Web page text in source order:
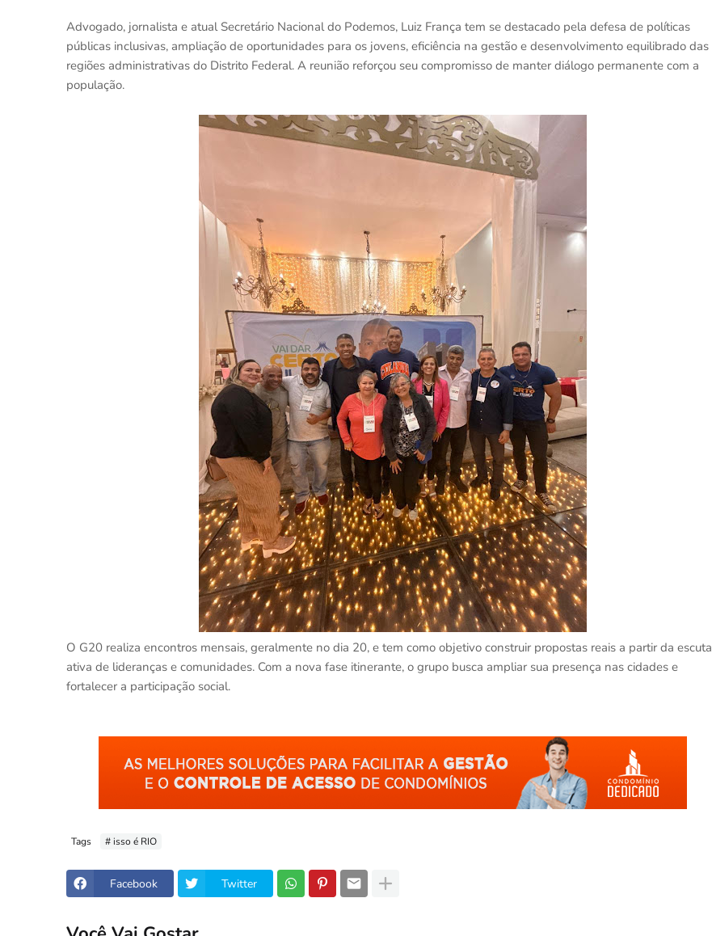
Advogado, jornalista e atual Secretário Nacional do Podemos, Luiz França tem se destacado pela defesa de políticas
públicas inclusivas, ampliação de oportunidades para os jovens, eficiência na gestão e desenvolvimento equilibrado das
regiões administrativas do Distrito Federal. A reunião reforçou seu compromisso de manter diálogo permanente com a
população.
O G20 realiza encontros mensais, geralmente no dia 20, e tem como objetivo construir propostas reais a partir da escuta
ativa de lideranças e comunidades. Com a nova fase itinerante, o grupo busca ampliar sua presença nas cidades e
fortalecer a participação social.
Tags # isso é RIO
Facebook Twitter